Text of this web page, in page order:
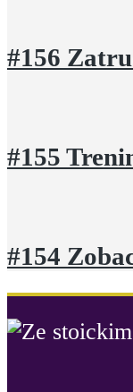
#156
#155
#154